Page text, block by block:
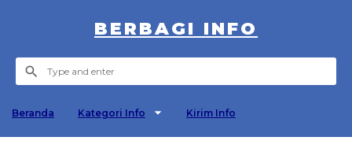
BERBAGI INFO
Beranda Kategori Info Kirim Info